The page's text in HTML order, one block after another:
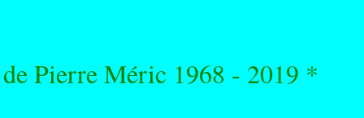
Pierre Méric 1968 - 2019 *